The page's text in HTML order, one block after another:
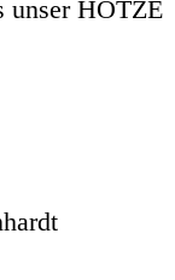
unser HOTZE